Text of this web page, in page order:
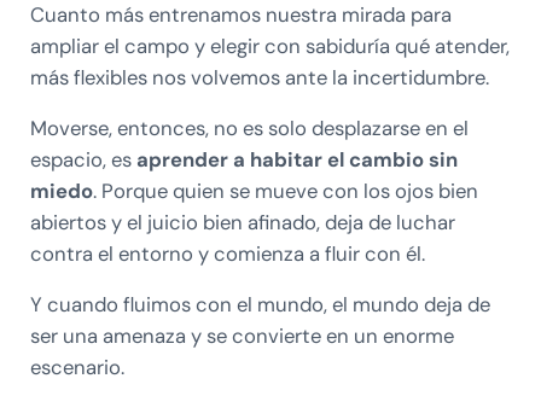
Cuanto más entrenamos nuestra mirada para
ampliar el campo y elegir con sabiduría qué atender,
más flexibles nos volvemos ante la incertidumbre.
Moverse, entonces, no es solo desplazarse en el
espacio, es aprender a habitar el cambio sin
miedo. Porque quien se mueve con los ojos bien
abiertos y el juicio bien afinado, deja de luchar
contra el entorno y comienza a fluir con él.
Y cuando fluimos con el mundo, el mundo deja de
ser una amenaza y se convierte en un enorme
escenario.